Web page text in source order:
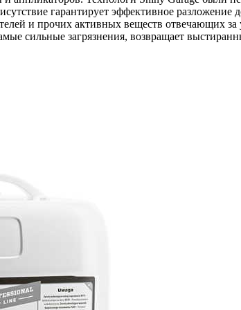
гарантирует эффективное разложение
и прочих активных веществ отвечающих
сильные загрязнения, возвращает